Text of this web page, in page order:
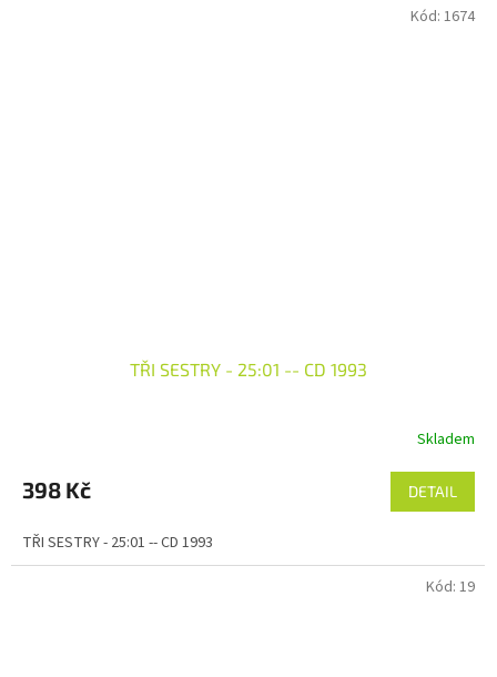
TŘI SESTRY - 25:01 -- CD 1993
Skladem
398 Kč DETAIL
TŘI SESTRY - 25:01 -- CD 1993
Kód: 1674
Kód: 19